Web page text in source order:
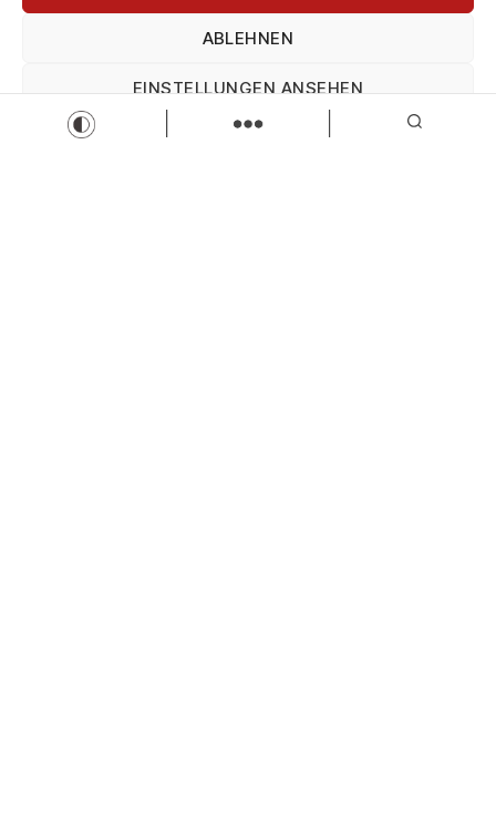
ABLEHNEN
EINSTELLUNGEN ANSEHEN
Impressum Impressum
Winterdienst Teilzeitzeit-Mitarbeiter
Thomas Weiss Immobilien Management